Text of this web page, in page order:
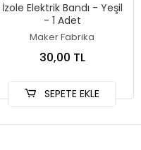
İzole Elektrik Bandı - Yeşil
- 1 Adet
Maker Fabrika
30,00 TL
SEPETE EKLE